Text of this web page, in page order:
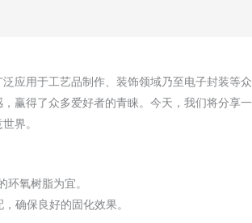
应用于工艺品制作、装饰领域乃至电子封装等
赢得了众多爱好者的青睐。今天，我们将分享
界。
环氧树脂为宜。
确保良好的固化效果。